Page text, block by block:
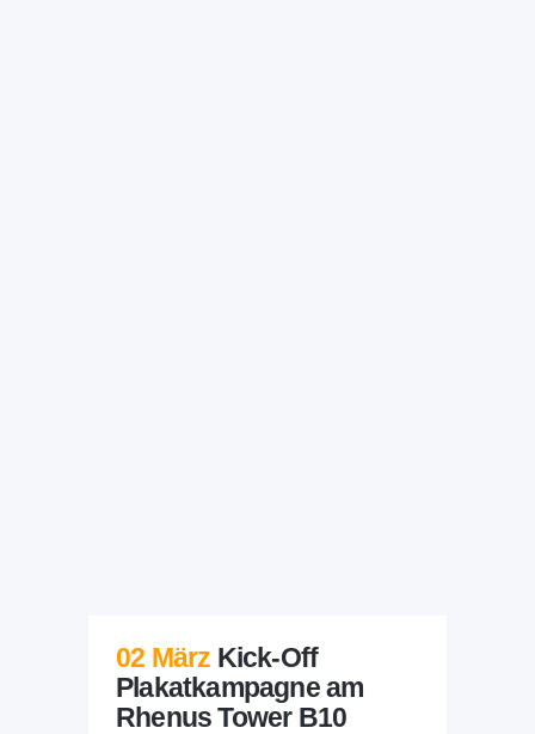
02 März Kick-Off
Plakatkampagne am
Rhenus Tower B10